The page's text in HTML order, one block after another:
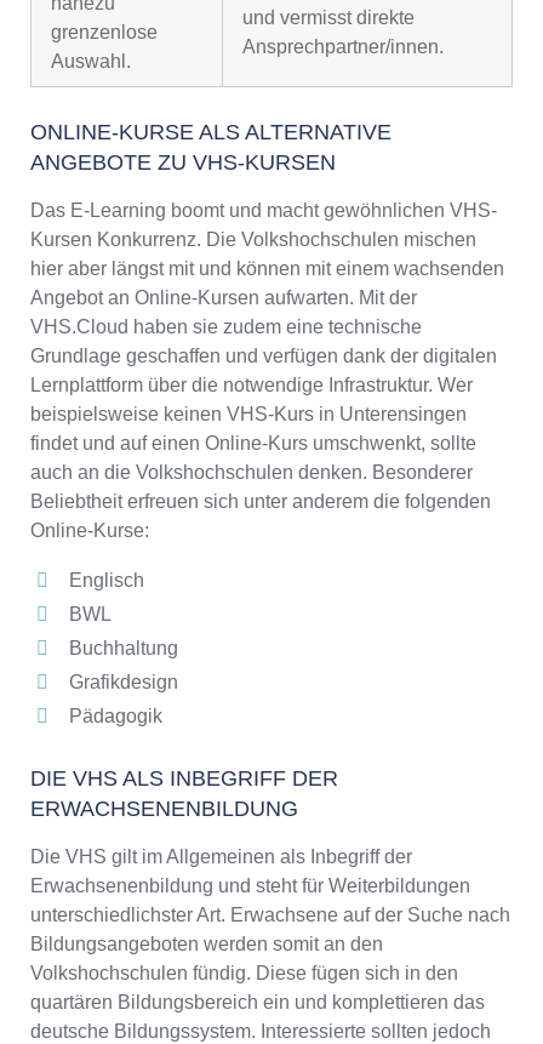
grenzenlose
Auswahl.
und vermisst direkte
Ansprechpartner/innen.
ONLINE-KURSE ALS ALTERNATIVE
ANGEBOTE ZU VHS-KURSEN
Das E-Learning boomt und macht gewöhnlichen VHS-
Kursen Konkurrenz. Die Volkshochschulen mischen
hier aber längst mit und können mit einem wachsenden
Angebot an Online-Kursen aufwarten. Mit der
VHS.Cloud haben sie zudem eine technische
Grundlage geschaffen und verfügen dank der digitalen
Lernplattform über die notwendige Infrastruktur. Wer
beispielsweise keinen VHS-Kurs in Unterensingen
findet und auf einen Online-Kurs umschwenkt, sollte
auch an die Volkshochschulen denken. Besonderer
Beliebtheit erfreuen sich unter anderem die folgenden
Online-Kurse:
Englisch
BWL
Buchhaltung
Grafikdesign
Pädagogik
DIE VHS ALS INBEGRIFF DER
ERWACHSENENBILDUNG
Die VHS gilt im Allgemeinen als Inbegriff der
Erwachsenenbildung und steht für Weiterbildungen
unterschiedlichster Art. Erwachsene auf der Suche nach
Bildungsangeboten werden somit an den
Volkshochschulen fündig. Diese fügen sich in den
quartären Bildungsbereich ein und komplettieren das
deutsche Bildungssystem. Interessierte sollten jedoch